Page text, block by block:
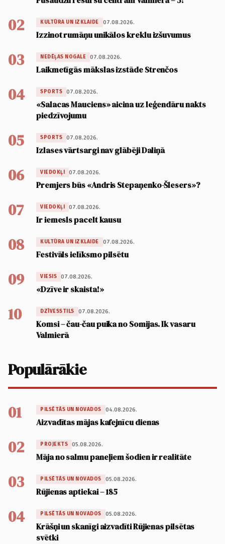
02 KULTŪRA UN IZKLAIDE 07.08.2026.
Izzinot rumāņu unikālos kreklu izšuvumus
03 NEDĒĻAS NOGALE 07.08.2026.
Laikmetīgās mākslas izstāde Strenčos
04 SPORTS 07.08.2026.
«Salacas Mauciens» aicina uz leģendāru nakts
piedzīvojumu
05 SPORTS 07.08.2026.
Izlases vārtsargi nav glābēji Daliņā
06 VIEDOKĻI 07.08.2026.
Premjers būs «Andris Stepaņenko-Šlesers»?
07 VIEDOKĻI 07.08.2026.
Ir iemesls pacelt kausu
08 KULTŪRA UN IZKLAIDE 07.08.2026.
Festivāls ielīksmo pilsētu
09 VIESIS 07.08.2026.
«Dzīve ir skaista!»
10 DZĪVESSTILS 07.08.2026.
Komsi – čau-čau puika no Somijas. Ik vasaru
Valmierā
Populārākie
01 PILSĒTĀS UN NOVADOS 04.08.2026.
Aizvadītas mājas kafejnīcu dienas
02 PROJEKTS 05.08.2026.
Māja no salmu paneļiem šodien ir realitāte
03 PILSĒTĀS UN NOVADOS 05.08.2026.
Rūjienas aptiekai – 185
04 PILSĒTĀS UN NOVADOS 05.08.2026.
Krāšņi un skanīgi aizvadīti Rūjienas pilsētas
svētki